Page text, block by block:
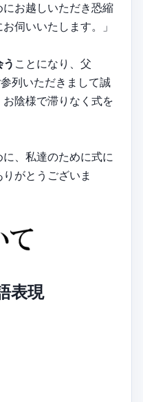
にお越しいただき恐縮
伺いいたします。」
ことになり、父
列いただきまして誠
陰様で滞りなく式を
に、私達のために式に
がとうございま
表現